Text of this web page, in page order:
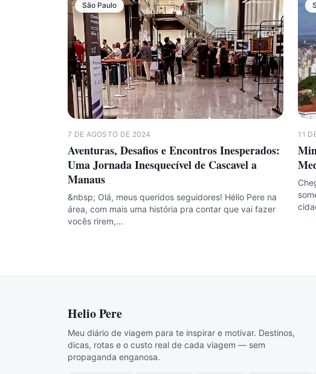
São Paulo
7 DE AGOSTO DE 2024
Aventuras, Desafios e Encontros Inesperados:
Uma Jornada Inesquecível de Cascavel a
Manaus
&nbsp; Olá, meus queridos seguidores! Hélio Pere na
área, com mais uma história pra contar que vai fazer
vocês rirem,…
11
Helio Pere
Meu diário de viagem para te inspirar e motivar. Destinos,
dicas, rotas e o custo real de cada viagem — sem
propaganda enganosa.